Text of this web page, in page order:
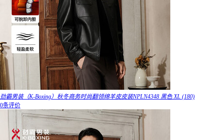
劲霸男装（K-Boxing）秋冬商务时尚翻领绵羊皮皮装NPLN4348 黑色 XL (180)
0条评价